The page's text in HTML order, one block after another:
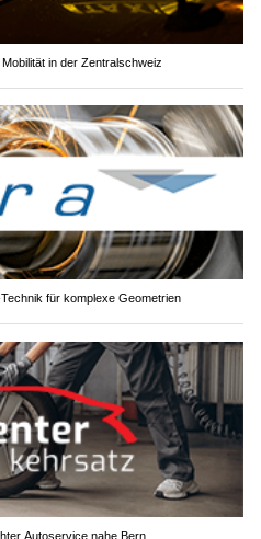
in der Zentralschweiz
für komplexe Geometrien
Autoservice nahe Bern